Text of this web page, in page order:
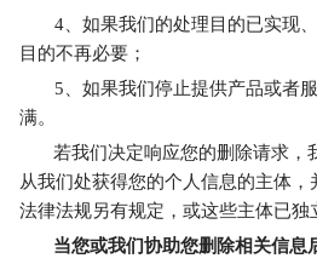
4、如果我们的处理目的已实现
目的不再必要；
5、如果我们停止提供产品或者
满。
若我们决定响应您的删除请求，
从我们处获得您的个人信息的主体
法律法规另有规定，或这些主体已独
当您或我们协助您删除相关信息